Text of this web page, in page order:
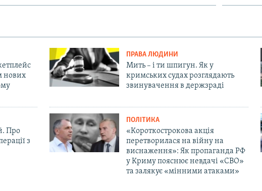
нових
ПРАВА ЛЮДИНИ
Мить – і ти шпигун. Як у
кримських судах розглядають
звинувачення в держзраді
Про
з
ПОЛІТИКА
«Короткострокова акція
перетворилася на війну на
виснаження»: Як пропаганда РФ
у Криму пояснює невдачі «СВО»
та залякує «мінними атаками»